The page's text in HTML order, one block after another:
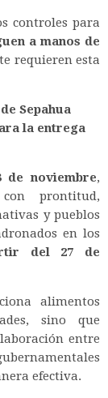
controles para
a manos de
requieren esta
Sepahua
la entrega
de noviembre,
prontitud,
y pueblos
en los
del 27 de
alimentos
sino que
entre
efectiva.